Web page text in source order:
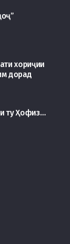
хориҷии
дорад
ту Ҳофиз…